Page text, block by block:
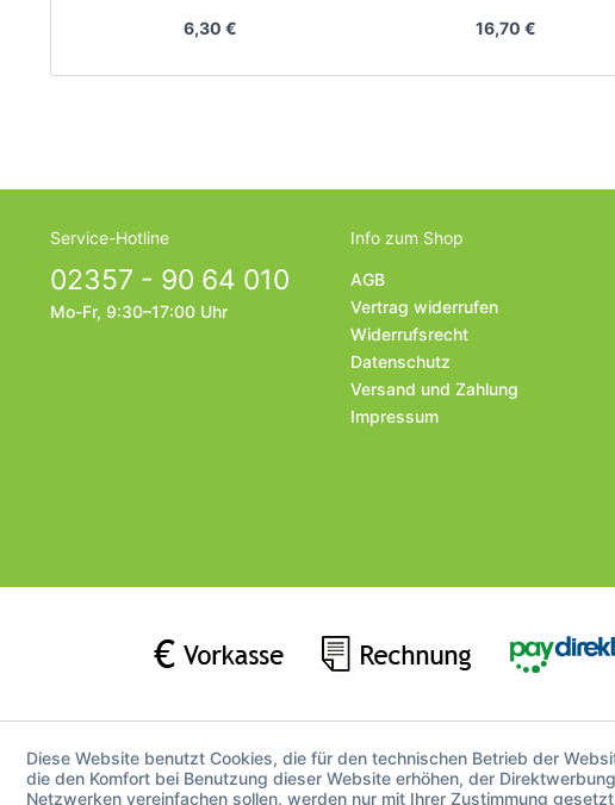
6,30 € 16,70 €
Service-Hotline
02357 - 90 64 010
Mo-Fr, 9:30–17:00 Uhr
Info zum Shop
AGB
Vertrag widerrufen
Widerrufsrecht
Datenschutz
Versand und Zahlung
Impressum
Diese Website benutzt Cookies, die für den technischen Betrieb der
die den Komfort bei Benutzung dieser Website erhöhen, der
Netzwerken vereinfachen sollen, werden nur mit Ihrer Zustimmung